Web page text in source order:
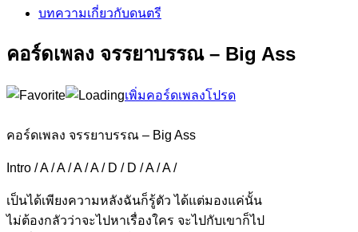
บทความเกี่ยวกับดนตรี
คอร์ดเพลง จรรยาบรรณ – Big Ass
เพิ่มคอร์ดเพลงโปรด
คอร์ดเพลง จรรยาบรรณ – Big Ass
Intro / A / A / A / A / D / D / A / A /
เป็นได้เพียงความหลังฉันก็รู้ตัว ได้แต่มองแค่นั้น
ไม่ต้องกลัวว่าจะไปหาเรื่องใคร จะไปกับเขาก็ไป